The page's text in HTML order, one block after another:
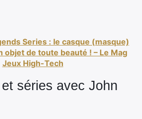
Series : le casque (masque)
objet de toute beauté ! – Le Mag
Jeux High-Tech
séries avec John